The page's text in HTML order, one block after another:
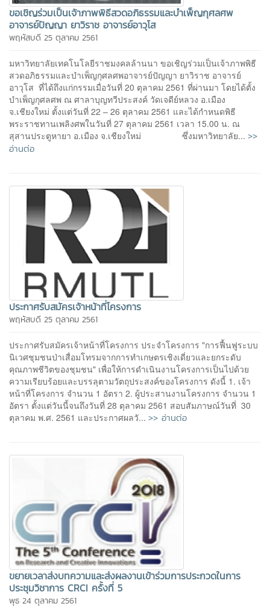
ขอเชิญร่วมเป็นเจ้าภาพพิธีสวดอภิธรรมและบำเพ็ญกุศลศพ
อาจารย์ปัญญา ยาวิราช อาจารย์อาวุโส
พฤหัสบดี 25 ตุลาคม 2561
มหาวิทยาลัยเทคโนโลยีราชมงคลล้านนา ขอเชิญร่วมเป็นเจ้าภาพพิธี
สวดอภิธรรมและบำเพ็ญกุศลศพอาจารย์ปัญญา ยาวิราช อาจารย์
อาวุโส ที่ได้ถึงแก่กรรมเมื่อวันที่ 20 ตุลาคม 2561 ที่ผ่านมา โดยได้ตั้ง
บำเพ็ญกุศลศพ ณ ศาลาบุญทวีประสงค์ วัดเจดีย์หลวง อ.เมือง
จ.เชียงใหม่ ตั้งแต่วันที่ 22 – 26 ตุลาคม 2561 และได้กำหนดพิธี
พระราชทานเพลิงศพในวันที่ 27 ตุลาคม 2561 เวลา 15.00 น. ณ
สุสานประตูหายา อ.เมือง จ.เชียงใหม่ ซึ่งมหาวิทยาลัย... >>
อ่านต่อ
ประกาศรับสมัครเจ้าหน้าที่โครงการ
พฤหัสบดี 25 ตุลาคม 2561
ประกาศรับสมัครเจ้าหน้าที่โครงการ ประจำโครงการ "การฟื้นฟูระบบ
นิเวศชุมชนป่าเสื่อมโทรมจากการทำเกษตรเชิงเดี่ยวและยกระดับ
คุณภาพชีวิตของชุมชน" เพื่อให้การดำเนินงานโครงการเป็นไปด้วย
ความเรียบร้อยและบรรลุตามวัตถุประสงค์ของโครงการ ดังนี้ 1. เจ้า
หน้าที่โครงการ จำนวน 1 อัตรา 2. ผู้ประสานงานโครงการ จำนวน 1
อัตรา ตั้งแต่วันนี้จนถึงวันที่ 28 ตุลาคม 2561 สอบสัมภาษณ์วันที่ 30
ตุลาคม พ.ศ. 2561 และประกาศผลวั... >> อ่านต่อ
ขยายเวลาส่งบทความและส่งผลงานเข้าร่วมการประกวดในการ
ประชุมวิชาการ CRCI ครั้งที่ 5
พุธ 24 ตุลาคม 2561